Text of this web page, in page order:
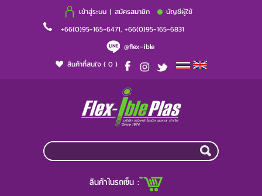
เข้าสู่ระบบ | สมัครสมาชิก
บัญชีผู้ใช้
+66(0)95-165-6471, +66(0)95-165-6831
@flex-ible
สินค้าที่สนใจ ( 0 )
สินค้าในรถเข็น :